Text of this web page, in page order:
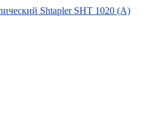
Shtapler SHT 1020 (A)